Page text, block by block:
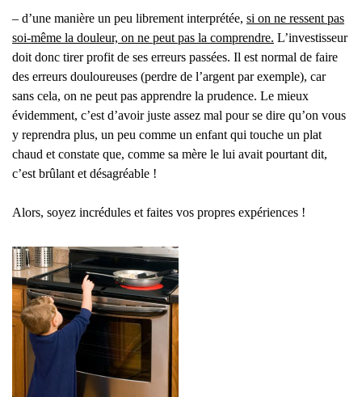
– d’une manière un peu librement interprétée, si on ne ressent pas
soi-même la douleur, on ne peut pas la comprendre. L’investisseur
doit donc tirer profit de ses erreurs passées. Il est normal de faire
des erreurs douloureuses (perdre de l’argent par exemple), car
sans cela, on ne peut pas apprendre la prudence. Le mieux
évidemment, c’est d’avoir juste assez mal pour se dire qu’on vous
y reprendra plus, un peu comme un enfant qui touche un plat
chaud et constate que, comme sa mère le lui avait pourtant dit,
c’est brûlant et désagréable !
Alors, soyez incrédules et faites vos propres expériences !